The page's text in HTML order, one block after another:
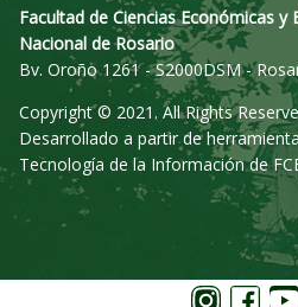
Facultad de Ciencias Económicas y
Nacional de Rosario
Bv. Oroño 1261 - S2000DSM -
Copyright © 2021. All Rights
Desarrollado a partir de
Tecnología de la Información de